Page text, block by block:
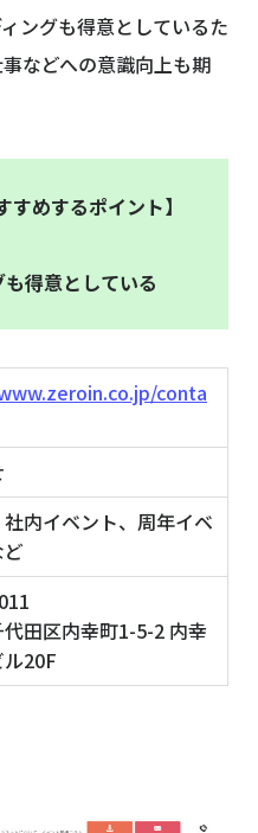
ングも得意としているた
などへの意識向上も期
すめするポイント】
得意としている
conta
内イベント、周年イベ
田区内幸町1-5-2 内幸
20F